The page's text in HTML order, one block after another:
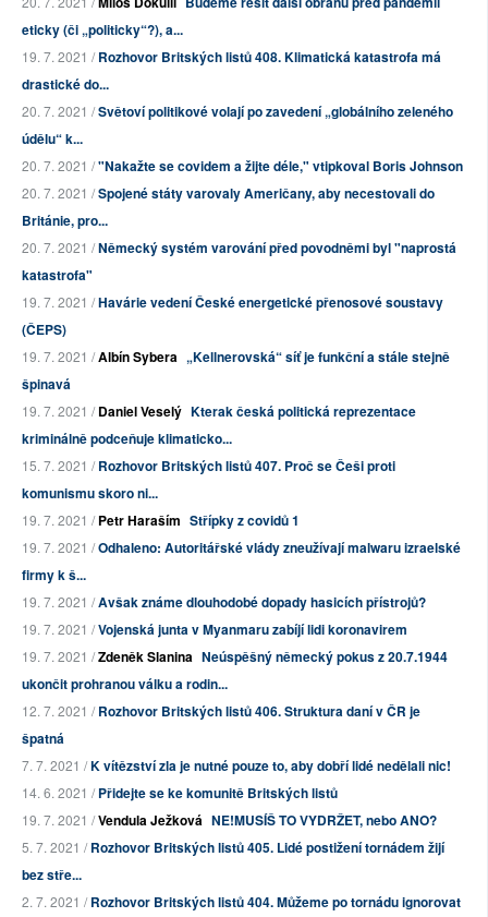
eticky (či „politicky“?), a...
19. 7. 2021 /Rozhovor Britských listů 408. Klimatická katastrofa má
drastické do...
20. 7. 2021 /Světoví politikové volají po zavedení „globálního zeleného
údělu“ k...
20. 7. 2021 /"Nakažte se covidem a žijte déle," vtipkoval Boris Johnson
20. 7. 2021 /Spojené státy varovaly Američany, aby necestovali do
Británie, pro...
20. 7. 2021 /Německý systém varování před povodněmi byl "naprostá
katastrofa"
19. 7. 2021 /Havárie vedení České energetické přenosové soustavy
(ČEPS)
19. 7. 2021 /Albín Sybera „Kellnerovská“ síť je funkční a stále stejně
špinavá
19. 7. 2021 /Daniel Veselý Kterak česká politická reprezentace
kriminálně podceňuje klimaticko...
15. 7. 2021 /Rozhovor Britských listů 407. Proč se Češi proti
komunismu skoro ni...
19. 7. 2021 /Petr Haraším Střípky z covidů 1
19. 7. 2021 /Odhaleno: Autoritářské vlády zneužívají malwaru izraelské
firmy k š...
19. 7. 2021 /Avšak známe dlouhodobé dopady hasicích přístrojů?
19. 7. 2021 /Vojenská junta v Myanmaru zabíjí lidi koronavirem
19. 7. 2021 /Zdeněk Slanina Neúspěšný německý pokus z 20.7.1944
ukončit prohranou válku a rodin...
12. 7. 2021 /Rozhovor Britských listů 406. Struktura daní v ČR je
špatná
7. 7. 2021 /K vítězství zla je nutné pouze to, aby dobří lidé nedělali nic!
14. 6. 2021 /Přidejte se ke komunitě Britských listů
19. 7. 2021 /Vendula Ježková NE!MUSÍŠ TO VYDRŽET, nebo ANO?
5. 7. 2021 /Rozhovor Britských listů 405. Lidé postižení tornádem žijí
bez stře...
2. 7. 2021 /Rozhovor Britských listů 404. Můžeme po tornádu ignorovat